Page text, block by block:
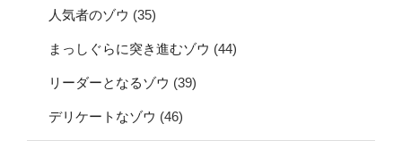
人気者のゾウ (35)
まっしぐらに突き進むゾウ (44)
リーダーとなるゾウ (39)
デリケートなゾウ (46)